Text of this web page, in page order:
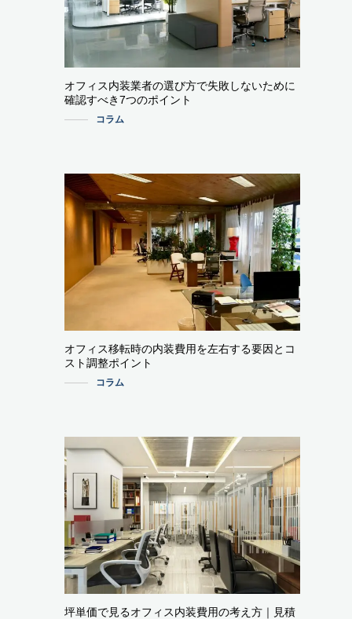
オフィス内装業者の選び方で失敗しないために
確認すべき7つのポイント
コラム
オフィス移転時の内装費用を左右する要因とコ
スト調整ポイント
コラム
坪単価で見るオフィス内装費用の考え方｜見積